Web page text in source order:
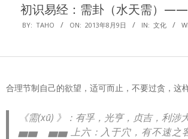
初识易经：需卦（水天需）
BY: TAHO ON: 2013年8月9日 IN: 文化
合理节制自己的欲望，适可而止，不要过贪，这
《需(xū) 》：有孚，光亨，贞吉，利涉大
▅▅ ▅▅ 上六：入于穴，有不速之客